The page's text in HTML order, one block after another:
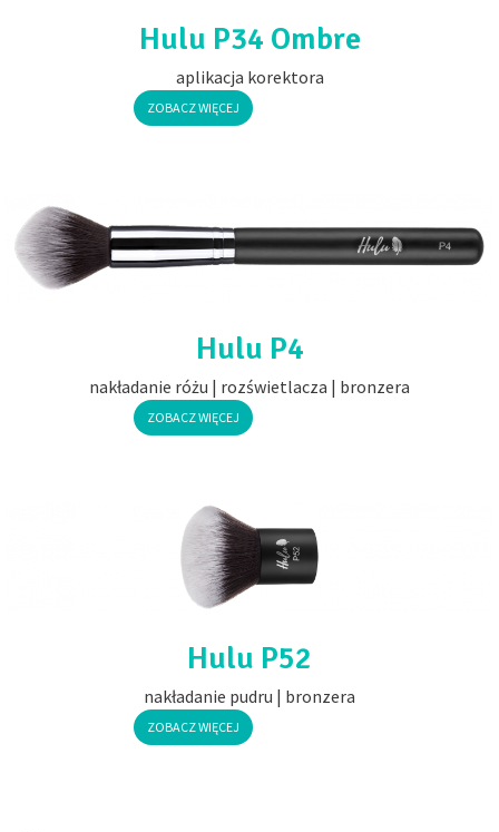
Hulu P34 Ombre
aplikacja korektora
ZOBACZ WIĘCEJ
Hulu P4
nakładanie różu | rozświetlacza | bronzera
ZOBACZ WIĘCEJ
Hulu P52
nakładanie pudru | bronzera
ZOBACZ WIĘCEJ